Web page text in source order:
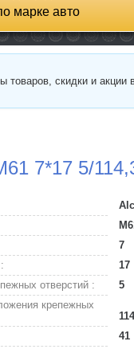
марке авто
товаров, скидки и акции
7*17 5/
7
17
отверстий :
5
крепежных
41